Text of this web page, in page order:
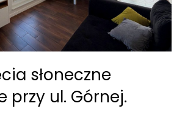
słoneczne
przy ul. Górnej.